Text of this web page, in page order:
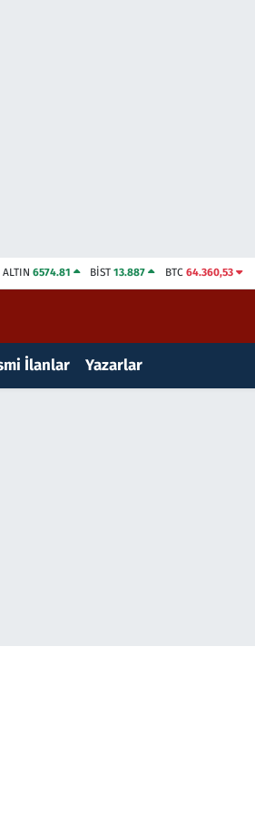
ALTIN 6574.81 BİST13.887 BTC 64.360,53
İlanlar Yazarlar